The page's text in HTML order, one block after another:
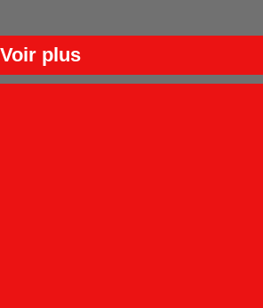
Voir plus